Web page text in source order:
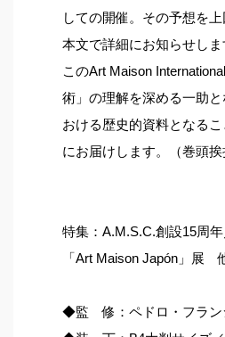
しての開催。その予想を
本文で詳細にお知らせしま
このArt Maison
術」の理解を深める一助
おける歴史的資料となる
にお届けします。（巻頭挨
特集：A.M.S.C.創設15周
「Art Maison Japón」展
◆監 修：ペドロ・フラン